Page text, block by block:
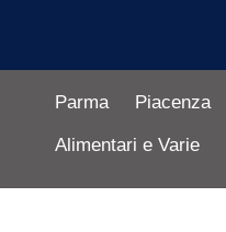
Parma Piacenza
Alimentari e Varie